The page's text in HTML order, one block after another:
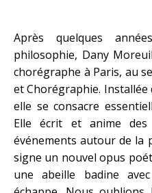
Après quelques
philosophie, Dany
chorégraphe à Paris, au
et Chorégraphie. Installée
elle se consacre
Elle écrit et anime
événements autour de la
signe un nouvel opus
une abeille badine